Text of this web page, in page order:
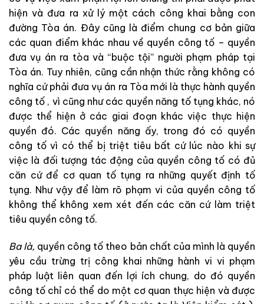
hiệnvà đưa ra xử lý một cách công khai bằng con
đường Tòa án. Đây cũng là điểm chung cơ bản giữa
các quan điểm khác nhauvề quyền công tố – quyền
đưavụ án ra tòavà “buộc tội” người phạm pháp tại
Tòa án. Tuy nhiên, cũng cần nhận thức rằng không có
nghĩa cứ phải đưavụ án ra Tòa mới là thực hành quyền
công tố , vì cũng như các quyền năng tố tụng khác, nó
được thể hiện ở các giai đoạn khácviệc thực hiện
quyền đó. Các quyền năng ấy, trong đó có quyền
công tốvì có thể bị triệt tiêu bất cứ lúc nào khi sự
việc là đối tượng tác động của quyền công tố có đủ
căn cứ để cơ quan tố tụng ra những quyết định tố
tụng. Như vậy để làm rõ phạm vi của quyền công tố
không thể không xem xét đến các căn cứ làm triệt
tiêu quyền công tố.
Balà, quyền công tố theo bản chất của mình là quyền
yêu cầu trừng trị công khai những hànhvivi phạm
pháp luật liên quan đến lợi ích chung, do đó quyền
công tố chỉ có thể do một cơ quan thực hiện và được